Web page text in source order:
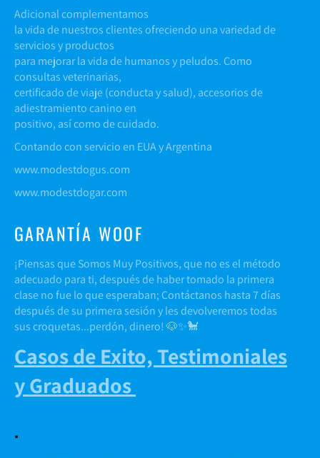
Adicional complementamos
la vida de nuestros clientes ofreciendo una variedad de
servicios y productos
para mejorar la vida de humanos y peludos. Como
consultas veterinarias,
certificado de viaje (conducta y salud), accesorios de
adiestramiento canino en
positivo, así como de cuidado.
Contando con servicio en EUA y Argentina
www.modestdogus.com
www.modestdogar.com
GARANTÍA WOOF
¡Piensas que Somos Muy Positivos, que no es el método
adecuado para ti, después de haber tomado la primera
clase no fue lo que esperaban; Contáctanos hasta 7 días
después de su primera sesión y les devolveremos todas
sus croquetas...perdón, dinero! 🐶✨🐩
Casos de Exito, Testimoniales
y Graduados
.